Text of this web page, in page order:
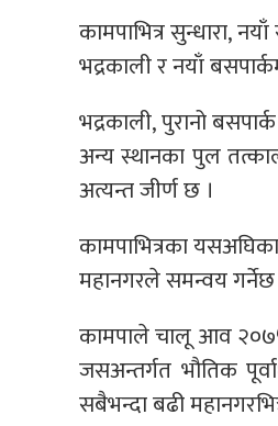
कामपाभित्र सुन्धारा,
भद्रकाली र नयाँ
भद्रकाली, पुरानो
अन्य स्थानका पुल
अत्यन्त जीर्ण छ ।
कामपाभित्रका
महानगरले समन्वय गर्नेछ
कामपाले चालू आव
जसअन्तर्गत भौतिक
सबैभन्दा बढी